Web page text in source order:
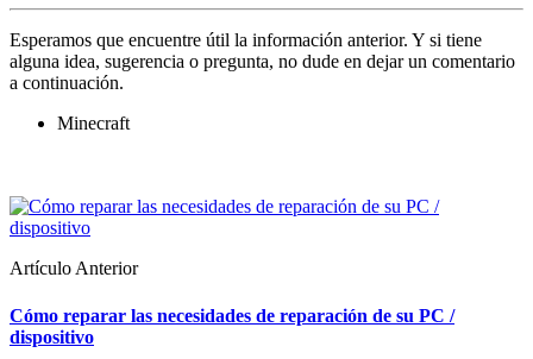
Esperamos que encuentre útil la información anterior. Y si tiene
alguna idea, sugerencia o pregunta, no dude en dejar un comentario
a continuación.
Minecraft
Artículo Anterior
Cómo reparar las necesidades de reparación de su PC /
dispositivo